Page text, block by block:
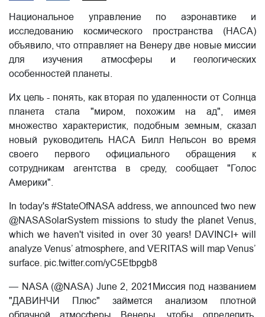
Национальное управление по аэронавтике и
исследованию космического пространства (НАСА)
объявило, что отправляет на Венеру две новые миссии
для изучения атмосферы и геологических
особенностей планеты.
Их цель - понять, как вторая по удаленности от Солнца
планета стала "миром, похожим на ад", имея
множество характеристик, подобным земным, сказал
новый руководитель НАСА Билл Нельсон во время
своего первого официального обращения к
сотрудникам агентства в среду, сообщает "Голос
Америки".
In today's #StateOfNASA address, we announced two new
@NASASolarSystem missions to study the planet Venus,
which we haven't visited in over 30 years! DAVINCI+ will
analyze Venus’ atmosphere, and VERITAS will map Venus’
surface. pic.twitter.com/yC5Etbpgb8
— NASA (@NASA) June 2, 2021Миссия под названием
"ДАВИНЧИ Плюс" займется анализом плотной